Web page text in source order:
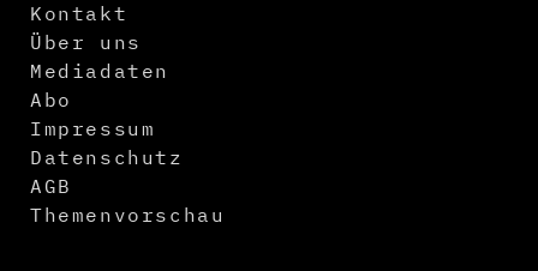
Kontakt
Über uns
Mediadaten
Abo
Impressum
Datenschutz
AGB
Themenvorschau